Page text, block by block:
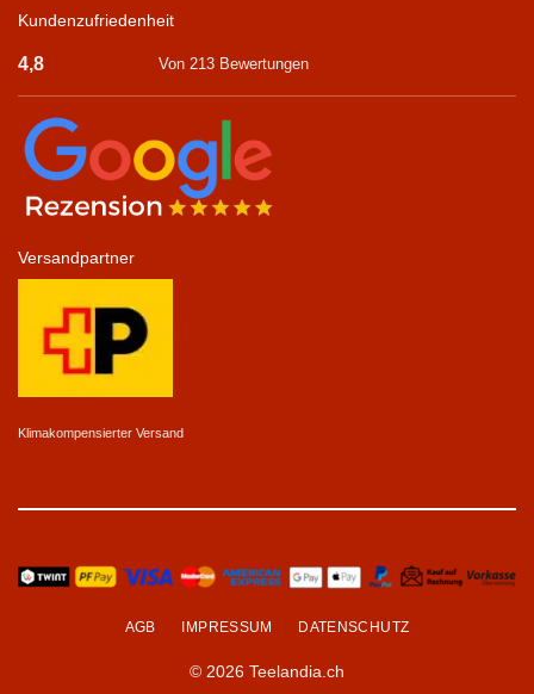
Kundenzufriedenheit
4,8 Von 213 Bewertungen
Versandpartner
Klimakompensierter Versand
AGB IMPRESSUM DATENSCHUTZ
© 2026 Teelandia.ch